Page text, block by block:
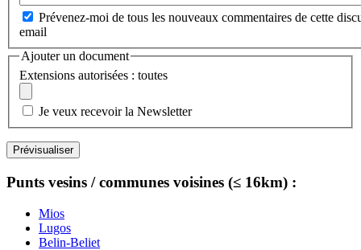
Prévenez-moi de tous les nouveaux commentaires de cette
email
Ajouter un document
Extensions autorisées : toutes
Je veux recevoir la Newsletter
Punts vesins / communes voisines (≤ 16km) :
Mios
Lugos
Belin-Beliet